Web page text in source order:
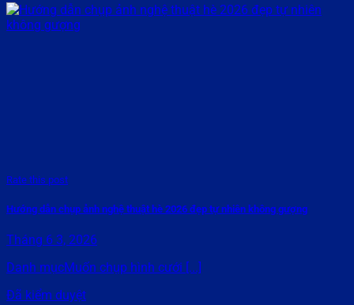
Rate this post
Hướng dẫn chụp ảnh nghệ thuật hè 2026 đẹp tự nhiên không gượng
Tháng 6 3, 2026
Danh mụcMuốn chụp hình cưới [...]
Đã kiểm duyệt